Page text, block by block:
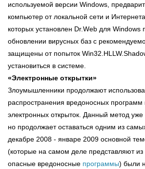
используемой версии Windows,
компьютер от локальной сети и
которых установлен Dr.Web для Windows
обновлении вирусных баз с
защищены от попыток
установиться в системе.
«Электронные открытки»
Злоумышленники продолжают
распространения вредоносных программ
электронных открыток. Данный метод уже
но продолжает оставаться одним из
декабре 2008 - январе 2009 основной
(которые на самом деле представляют из
опасные вредоносные программы) были